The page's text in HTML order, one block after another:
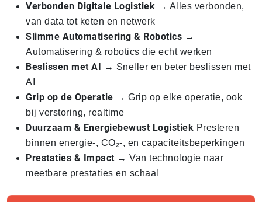
Verbonden Digitale Logistiek → Alles verbonden,
van data tot keten en netwerk
Slimme Automatisering & Robotics →
Automatisering & robotics die echt werken
Beslissen met AI → Sneller en beter beslissen met
AI
Grip op de Operatie → Grip op elke operatie, ook
bij verstoring, realtime
Duurzaam & Energiebewust Logistiek Presteren
binnen energie-, CO₂-, en capaciteitsbeperkingen
Prestaties & Impact → Van technologie naar
meetbare prestaties en schaal